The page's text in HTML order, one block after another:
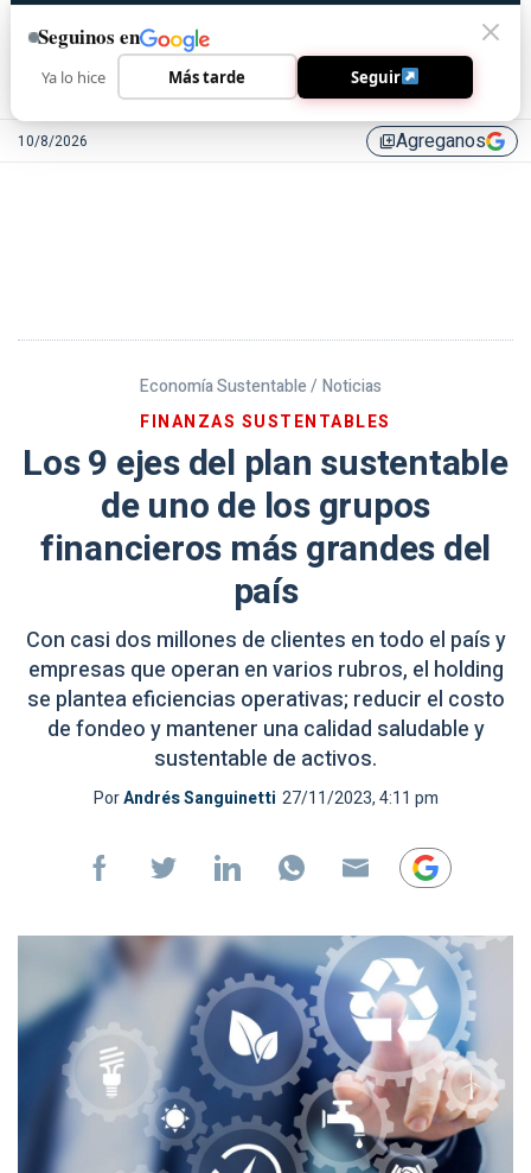
10/8/2026 library_addAgreganos
Economía Sustentable / Noticias
FINANZAS SUSTENTABLES
Los 9 ejes del plan sustentable
de uno de los grupos
financieros más grandes del
país
Con casi dos millones de clientes en todo el país y
empresas que operan en varios rubros, el holding
se plantea eficiencias operativas; reducir el costo
de fondeo y mantener una calidad saludable y
sustentable de activos.
PorAndrés Sanguinetti 27/11/2023, 4:11 pm
Seguinos en
Ya lo hice Más tarde Seguir